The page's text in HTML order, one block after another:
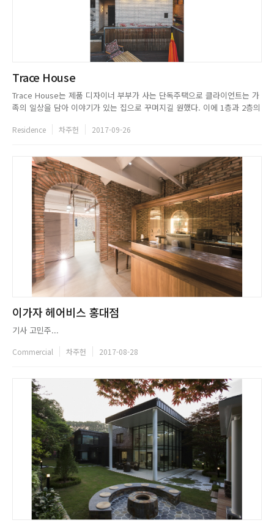
Trace House
Trace House는 제품 디자이너 부부가 사는 단독주택으로 클라이언트는 가
족의 일상을 담아 이야기가 있는 집으로 꾸며지길 원했다. 이에 1층과 2층의
1층은 가족과 Trace House를 찾은 손님들이 함께 어울릴 수 있는 공간으
Residence 차주헌 2017-09-26
이가자 헤어비스 홍대점
기사 고민주...
Commercial 차주헌 2017-08-28